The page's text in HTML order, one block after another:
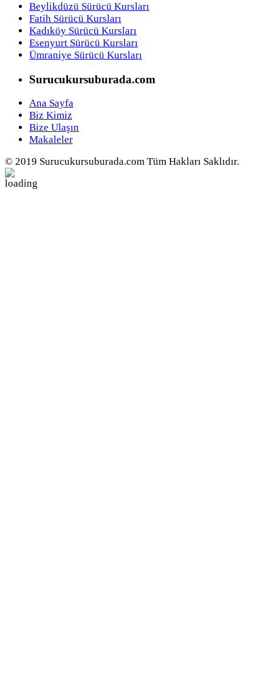
Beylikdüzü Sürücü Kursları
Fatih Sürücü Kursları
Kadıköy Sürücü Kursları
Esenyurt Sürücü Kursları
Ümraniye Sürücü Kursları
Surucukursuburada.com
Ana Sayfa
Biz Kimiz
Bize Ulaşın
Makaleler
© 2019 Surucukursuburada.com Tüm Hakları Saklıdır.